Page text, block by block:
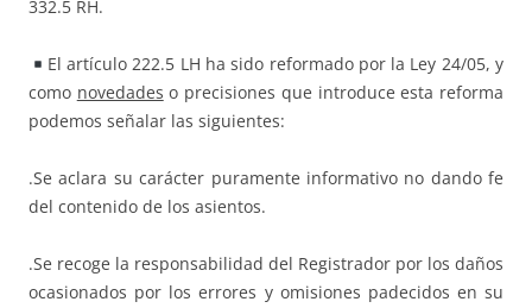
332.5 RH.
El artículo 222.5 LH ha sido reformado por la Ley 24/05, y
como novedades o precisiones que introduce esta reforma
podemos señalar las siguientes:
.Se aclara su carácter puramente informativo no dando fe
del contenido de los asientos.
.Se recoge la responsabilidad del Registrador por los daños
ocasionados por los errores y omisiones padecidos en su